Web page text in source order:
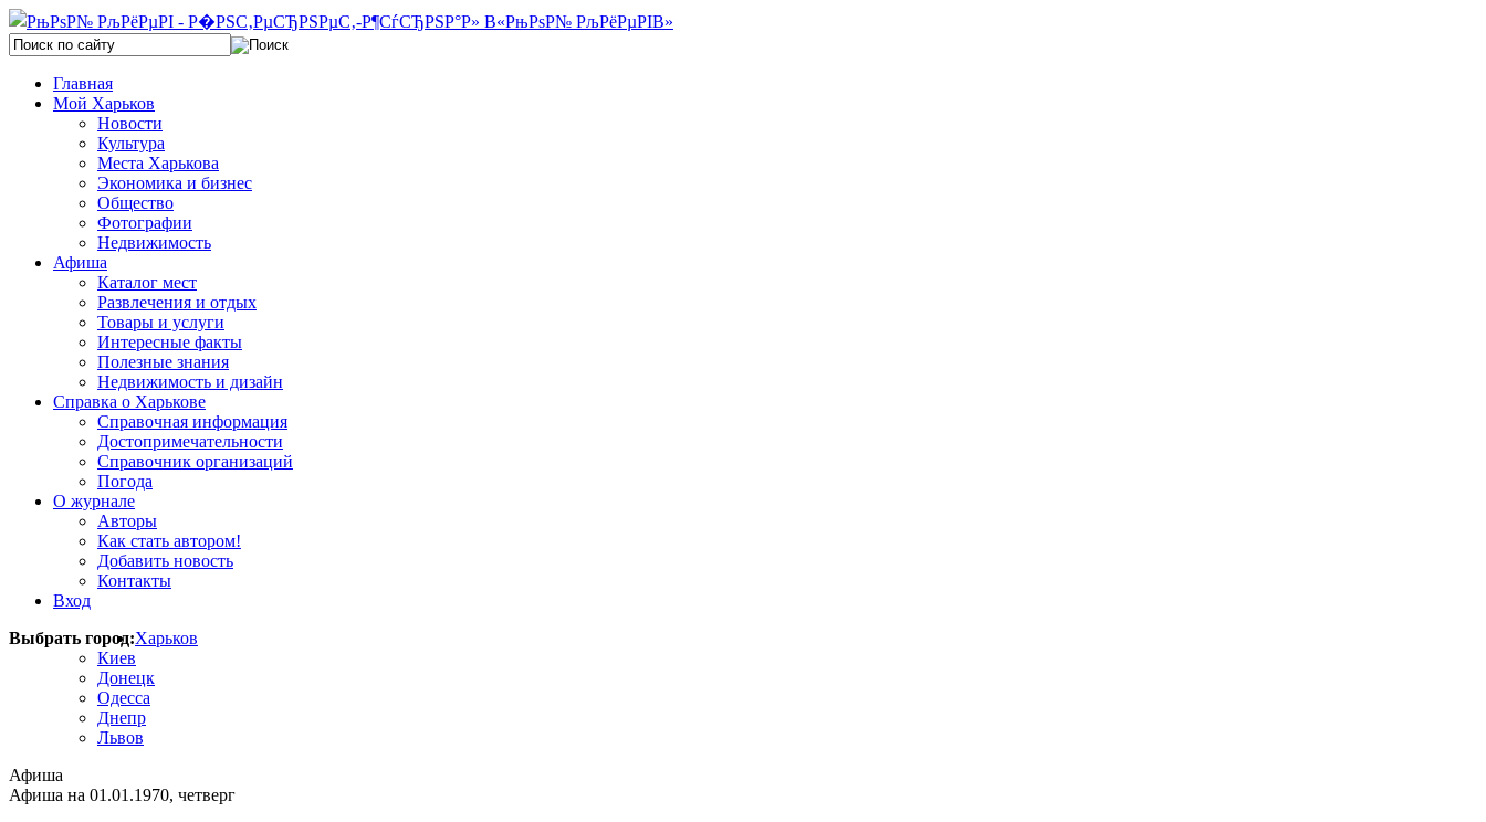
Главная
Мой Харьков
Новости
Культура
Места Харькова
Экономика и бизнес
Общество
Фотографии
Недвижимость
Афиша
Каталог мест
Развлечения и отдых
Товары и услуги
Интересные факты
Полезные знания
Недвижимость и дизайн
Справка о Харькове
Справочная информация
Достопримечательности
Справочник организаций
Погода
О журнале
Авторы
Как стать автором!
Добавить новость
Контакты
Вход
Выбрать город:Харьков
Киев
Донецк
Одесса
Днепр
Львов
Афиша
Афиша на 01.01.1970, четверг